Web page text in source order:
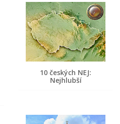
10 českých NEJ:
Nejhlubší